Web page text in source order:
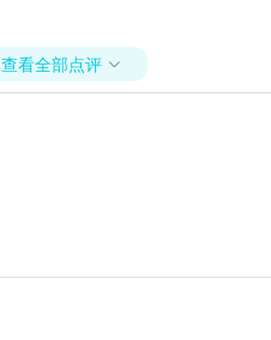
查看全部点评 